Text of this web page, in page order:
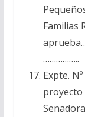
Familias
……………..
Expte.
proyecto